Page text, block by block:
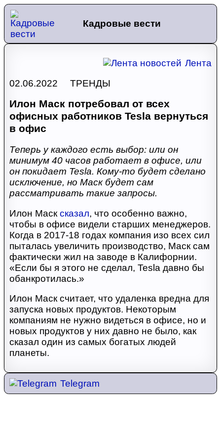
Кадровые вести
Лента
02.06.2022 ТРЕНДЫ
Илон Маск потребовал от всех
офисных работников Tesla вернуться
в офис
Теперь у каждого есть выбор: или он
минимум 40 часов работает в офисе, или
он покидает Tesla. Кому-то будет сделано
исключение, но Маск будет сам
рассматривать такие запросы.
Илон Маск сказал, что особенно важно,
чтобы в офисе видели старших менеджеров.
Когда в 2017-18 годах компания изо всех сил
пыталась увеличить производство, Маск сам
фактически жил на заводе в Калифорнии.
«Если бы я этого не сделал, Tesla давно бы
обанкротилась.»
Илон Маск считает, что удаленка вредна для
запуска новых продуктов. Некоторым
компаниям не нужно видеться в офисе, но и
новых продуктов у них давно не было, как
сказал один из самых богатых людей
планеты.
Telegram